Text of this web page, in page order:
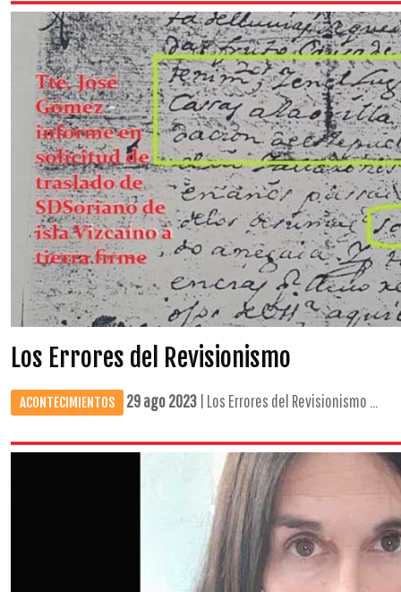
Los Errores del Revisionismo
ACONTECIMIENTOS 29 ago 2023 | Los Errores del Revisionismo ...